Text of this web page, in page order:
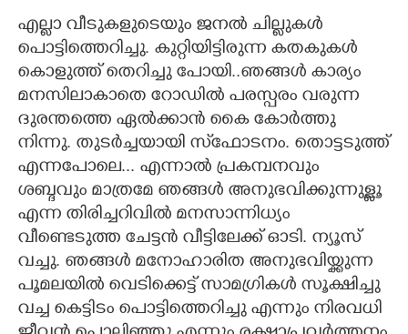
എല്ലാ വീടുകളുടെയും ജനൽ ചില്ലുകൾ
പൊട്ടിത്തെറിച്ചു. കുറ്റിയിട്ടിരുന്ന കതകുകൾ
കൊളുത്ത് തെറിച്ചു പോയി..ഞങ്ങൾ കാര്യം
മനസിലാകാതെ റോഡിൽ പരസ്പരം വരുന്ന
ദുരന്തത്തെ ഏൽക്കാൻ കൈ കോർത്തു
നിന്നു. തുടർച്ചയായി സ്‌ഫോടനം. തൊട്ടടുത്ത്
എന്നപോലെ... എന്നാൽ പ്രകമ്പനവും
ശബ്ദവും മാത്രമേ ഞങ്ങൾ അനുഭവിക്കുന്നുള്ളൂ
എന്ന തിരിച്ചറിവിൽ മനസാന്നിധ്യം
വീണ്ടെടുത്ത ചേട്ടൻ വീട്ടിലേക്ക് ഓടി. ന്യൂസ്
വച്ചു. ഞങ്ങൾ മനോഹാരിത അനുഭവിയ്ക്കുന്ന
പൂമലയിൽ വെടിക്കെട്ട് സാമഗ്രികൾ സൂക്ഷിച്ചു
വച്ച കെട്ടിടം പൊട്ടിത്തെറിച്ചു എന്നും നിരവധി